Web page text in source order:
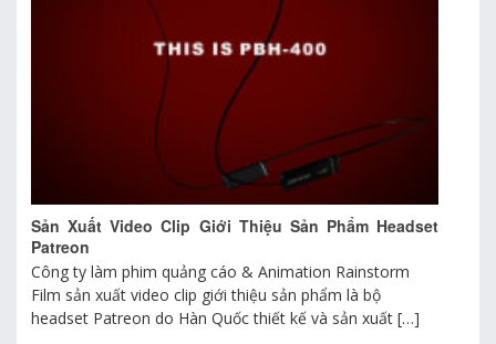
Sản Xuất Video Clip Giới Thiệu Sản Phẩm Headset
Patreon
Công ty làm phim quảng cáo & Animation Rainstorm
Film sản xuất video clip giới thiệu sản phẩm là bộ
headset Patreon do Hàn Quốc thiết kế và sản xuất […]